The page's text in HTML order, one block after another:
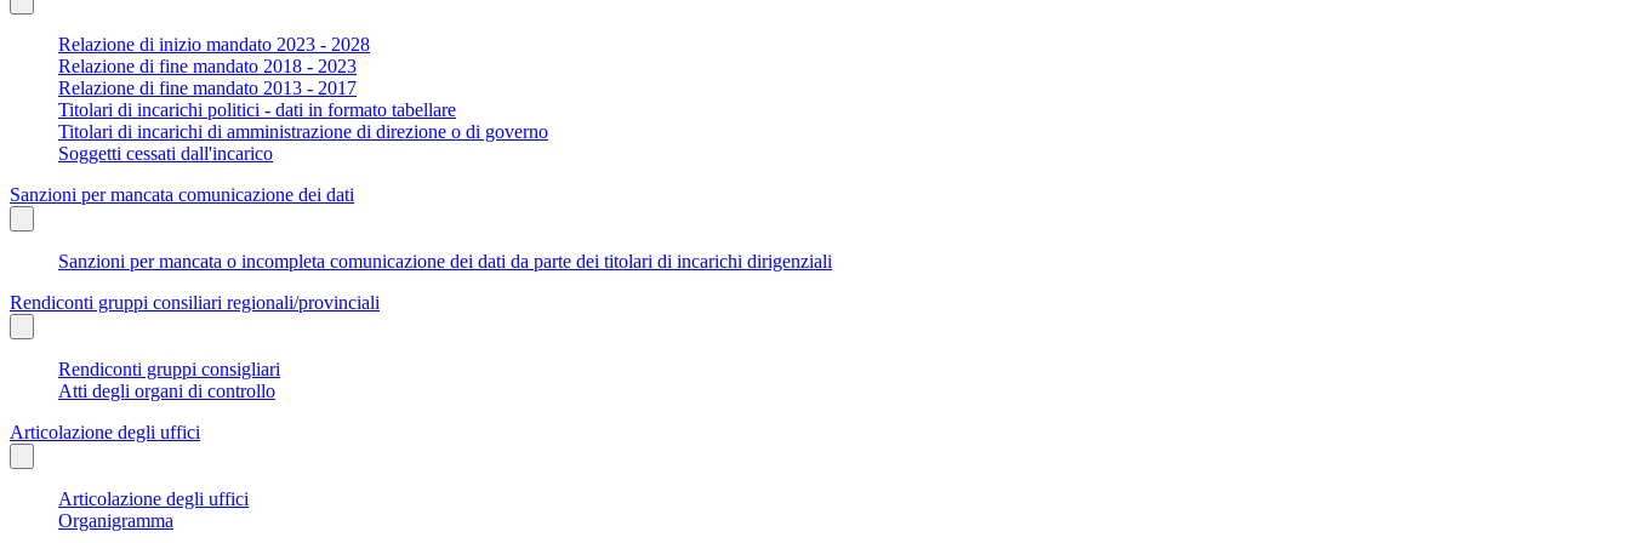
Relazione di inizio mandato 2023 - 2028
Relazione di fine mandato 2018 - 2023
Relazione di fine mandato 2013 - 2017
Titolari di incarichi politici - dati in formato tabellare
Titolari di incarichi di amministrazione di direzione o di governo
Soggetti cessati dall'incarico
Sanzioni per mancata comunicazione dei dati
Sanzioni per mancata o incompleta comunicazione dei dati da parte dei titolari di incarichi dirigenziali
Rendiconti gruppi consiliari regionali/provinciali
Rendiconti gruppi consigliari
Atti degli organi di controllo
Articolazione degli uffici
Articolazione degli uffici
Organigramma